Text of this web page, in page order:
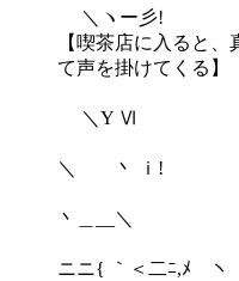
＼
【喫茶店に入ると
て声を掛けてくる】
,.ﾆﾆﾆﾆﾆﾒ
＼Y Ⅵ
ﾒﾆﾆﾆﾆ=ﾊ
＼ 丶 ｉ!
,'ﾆﾆﾆﾆﾆ7 j!
丶＿__＼
んニニニ
ニニ{ ｀＜二ﾆ,ﾒ￣ヽ